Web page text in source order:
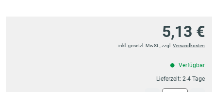
5,13 €
inkl. gesetzl. MwSt., zzgl. Versandkosten
Verfügbar
Lieferzeit: 2-4 Tage